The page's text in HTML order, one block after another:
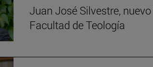
Juan José Silvestre,
Facultad de Teología